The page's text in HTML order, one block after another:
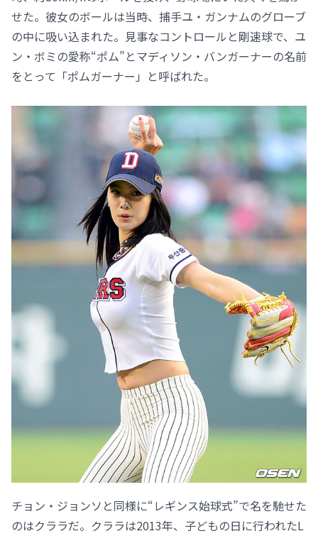
せた。彼女のボールは当時、捕手ユ・ガンナムのグローブ
の中に吸い込まれた。見事なコントロールと剛速球で、ユ
ン・ボミの愛称“ポム”とマディソン・バンガーナーの名前
をとって「ポムガーナー」と呼ばれた。
チョン・ジョンソと同様に“レギンス始球式”で名を馳せた
のはクララだ。クララは2013年、子どもの日に行われたL